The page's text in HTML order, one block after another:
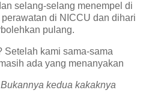
selang-selang menempel di
di NICCU dan dihari
pulang.
Setelah kami sama-sama
ada yang menanyakan
kedua kakaknya